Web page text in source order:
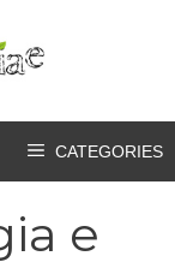
CATEGORIES
e